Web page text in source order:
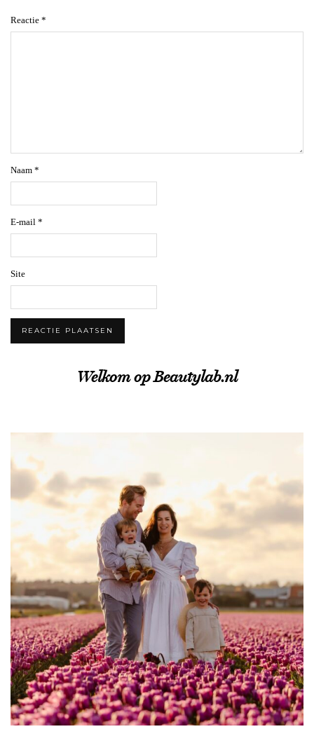
Reactie *
Naam *
E-mail *
Site
Welkom op Beautylab.nl